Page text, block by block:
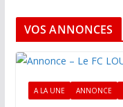
VOS ANNONCES
A LA UNE ANNONCE